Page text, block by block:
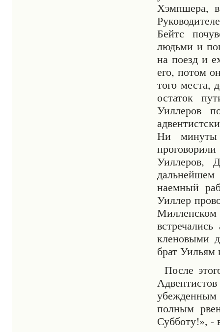
Хэмпшера,
Бейтс
людьми и
на поезд и
его, потом
того места,
остаток
Уиллеров
Ни минуты
Уиллеров,
наемный
Уиллер
кленовыми
брат Уильям
После
полным
Субботу!», -